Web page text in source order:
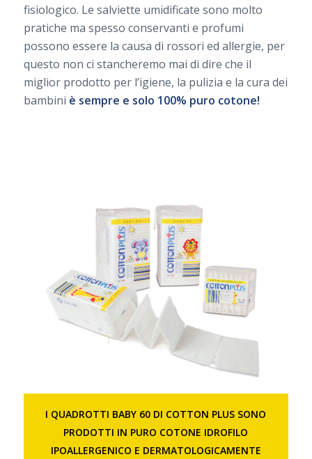
fisiologico. Le salviette umidificate sono molto
pratiche ma spesso conservanti e profumi
possono essere la causa di rossori ed allergie, per
questo non ci stancheremo mai di dire che il
miglior prodotto per l’igiene, la pulizia e la cura dei
bambini è sempre e solo 100% puro cotone!
I QUADROTTI BABY 60 DI COTTON PLUS SONO
PRODOTTI IN PURO COTONE IDROFILO
IPOALLERGENICO E DERMATOLOGICAMENTE